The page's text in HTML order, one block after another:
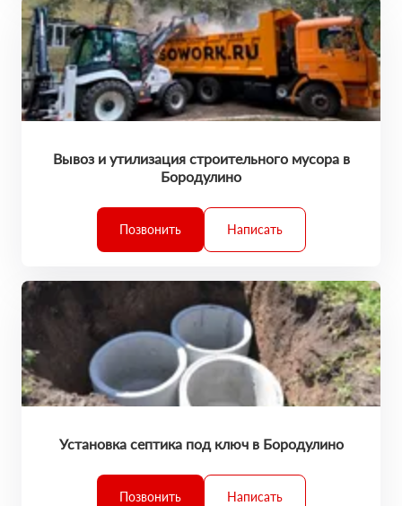
Вывоз и утилизация строительного мусора в
Бородулино
Позвонить Написать
Установка септика под ключ в Бородулино
Позвонить Написать